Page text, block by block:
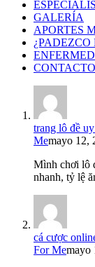
GALERÍA
APORTES
CONTACTO
trang lô đề
Memayo 12,
Mình chơi lô
nhanh, tỷ lệ
cá cược
For Memayo